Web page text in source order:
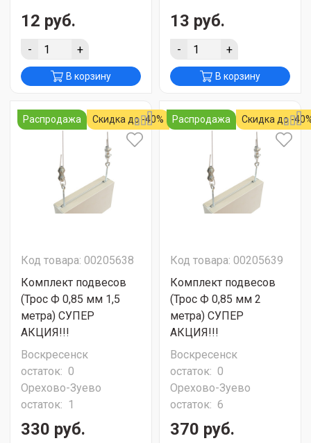
12 руб.
- +
В корзину
13 руб.
- +
В корзину
Распродажа Скидка до -40%
Код товара: 00205638
Комплект подвесов
(Трос Ф 0,85 мм 1,5
метра) СУПЕР
АКЦИЯ!!!
Воскресенск
остаток: 0
Орехово-Зуево
остаток: 1
330 руб.
Распродажа Скидка до -
Код товара: 00205639
Комплект подвесов
(Трос Ф 0,85 мм 2
метра) СУПЕР
АКЦИЯ!!!
Воскресенск
остаток: 0
Орехово-Зуево
остаток: 6
370 руб.